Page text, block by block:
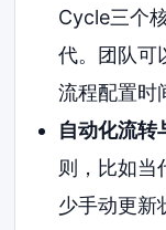
Cycle三个
代。团队可
流程配置时
自动化流转
则，比如当
少手动更新